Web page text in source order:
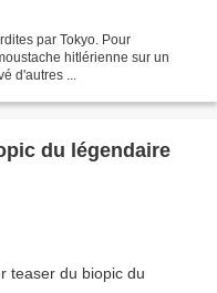
par Tokyo. Pour
hitlérienne sur un
d'autres ...
du légendaire